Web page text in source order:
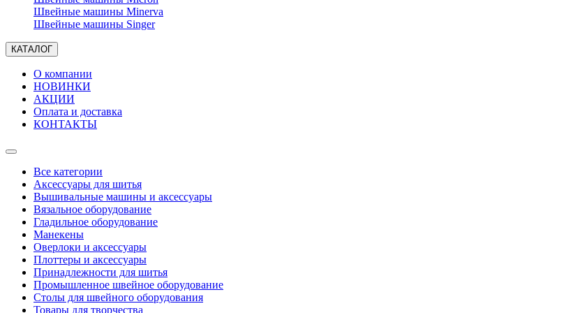
Швейные машины Minerva
Швейные машины Singer
КАТАЛОГ
О компании
НОВИНКИ
АКЦИИ
Оплата и доставка
КОНТАКТЫ
Все категории
Аксессуары для шитья
Вышивальные машины и аксессуары
Вязальное оборудование
Гладильное оборудование
Манекены
Оверлоки и аксессуары
Плоттеры и аксессуары
Принадлежности для шитья
Промышленное швейное оборудование
Столы для швейного оборудования
Товары для творчества